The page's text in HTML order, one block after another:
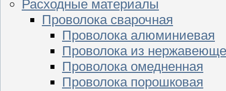
Расходные материалы
Проволока сварочная
Проволока алюминиевая
Проволока из
Проволока омедненная
Проволока порошковая